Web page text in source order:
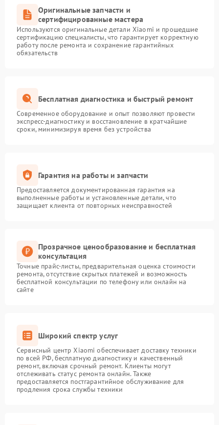
Оригинальные запчасти и
сертифицированные мастера
Используются оригинальные детали Xiaomi и прошедшие
сертификацию специалисты, что гарантирует корректную
работу после ремонта и сохранение гарантийных
обязательств
Бесплатная диагностика и быстрый ремонт
Современное оборудование и опыт позволяют провести
экспресс-диагностику и восстановление в кратчайшие
сроки, минимизируя время без устройства
Гарантия на работы и запчасти
Предоставляется документированная гарантия на
выполненные работы и установленные детали, что
защищает клиента от повторных неисправностей
Прозрачное ценообразование и бесплатная
консультация
Точные прайс-листы, предварительная оценка стоимости
ремонта, отсутствие скрытых платежей и возможность
бесплатной консультации по телефону или онлайн на
сайте
Широкий спектр услуг
Сервисный центр Xiaomi обеспечивает доставку техники
по всей РФ, бесплатную диагностику и качественный
ремонт, включая срочный ремонт. Клиенты могут
отслеживать статус ремонта онлайн. Также
предоставляется постгарантийное обслуживание для
продления срока службы техники